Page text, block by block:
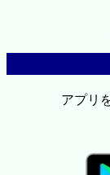
アプリ